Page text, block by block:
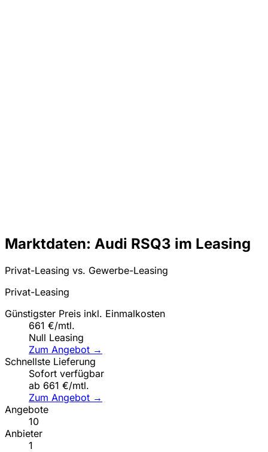
Marktdaten: Audi RSQ3 im Leasing
Privat-Leasing vs. Gewerbe-Leasing
Privat-Leasing
Günstigster Preis inkl. Einmalkosten
661 €/mtl.
Null Leasing
Zum Angebot →
Schnellste Lieferung
Sofort verfügbar
ab 661 €/mtl.
Zum Angebot →
Angebote
10
Anbieter
1